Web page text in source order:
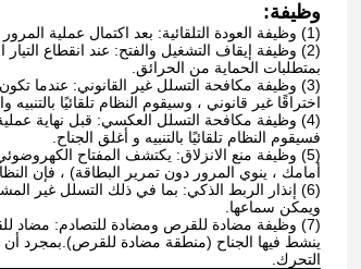
وظيفة:
(1) وظيفة العودة التلقائية: بعد اكتمال عملية المرور ، الفرامل
(2) وظيفة إيقاف التشغيل والفتح: عند انقطاع التيار الكهربائي ، سيقوم النظام بذلك
بمتطلبات الحماية من الحرائق.
(3) وظيفة مكافحة التسلل غير القانوني: عندما تكون البطاقة غير صالحة ، لا توجد بطاقة
اختراقًا غير قانوني ، وسيقوم النظام تلقائيًا بالتنبيه
(4) وظيفة مكافحة التسلل العكسي: قبل نهاية عملية المرور في أ
فسيقوم النظام تلقائيًا بالتنبيه و أغلق الجناح.
(5) وظيفة منع الانزلاق: يكتشف المفتاح الكهروضوئي حركة المشاة
أمامك ، ينوي المرور دون تمرير البطاقة) ، فإن
(6) إنذار الربط الذكي: بما في ذلك التسلل غير المشروع وحركة المرور العكسية وغيرها
ويمكن سماعها.
(7) وظيفة مضادة للقرص ومضادة للتصادم:
مضاد
ينشط فيها الجناح (منطقة مضادة للقرص).بمجرد
التحرك.